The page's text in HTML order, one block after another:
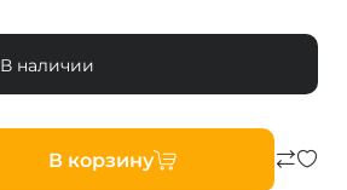
В наличии
В корзину